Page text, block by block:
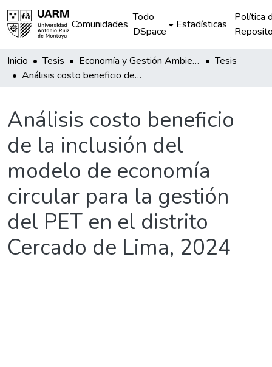
Comunidades
Todo
DSpace
Estadísticas
Política
Inicio Tesis Economía y Gestión Ambiental
Tesis
Análisis costo beneficio de la inclusión del modelo de economía circular para la gestión del PET en el distrito Cercado de Lima, 2024
Análisis costo beneficio
de la inclusión del
modelo de economía
circular para la gestión
del PET en el distrito
Cercado de Lima, 2024